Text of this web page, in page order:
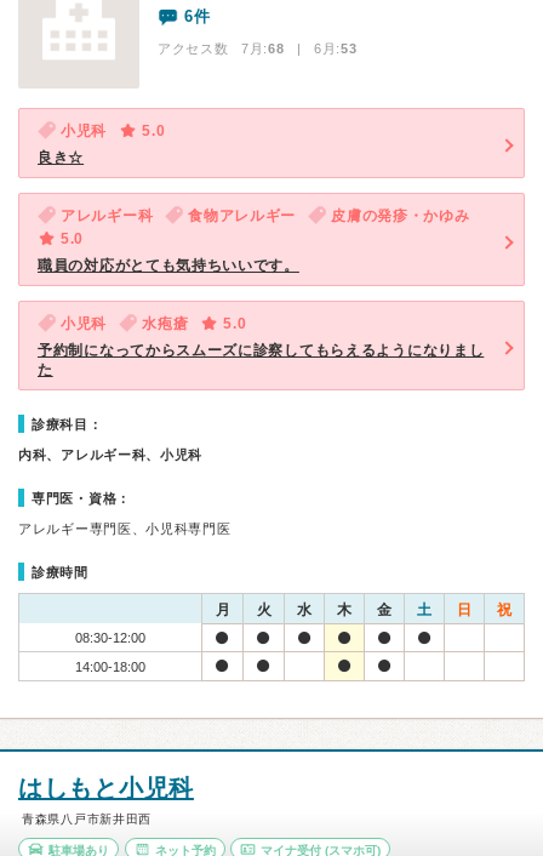
6件
アクセス数 7月:68 | 6月:53
小児科
5.0
良き☆
アレルギー科 食物アレルギー
皮膚の発疹・かゆみ
5.0
職員の対応がとても気持ちいいです。
小児科 水疱瘡
5.0
予約制になってからスムーズに診察してもらえるようになりまし
た
診療科目：
内科、アレルギー科、小児科
専門医・資格：
アレルギー専門医、小児科専門医
診療時間
月 火 水 木 金 土 日 祝
08:30-12:00
14:00-18:00
はしもと小児科
青森県八戸市新井田西
駐車場あり ネット予約 マイナ受付 (スマホ可)